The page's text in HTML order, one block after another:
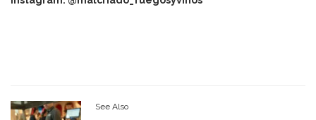
See Also